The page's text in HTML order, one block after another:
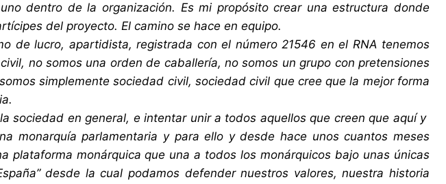
dentro de la organización. Es mi propósito crear una estructura donde
del proyecto. El camino se hace en equipo.
de lucro, apartidista, registrada con el número 21546 en el RNA tenemos
no somos una orden de caballería, no somos un grupo con pretensiones
simplemente sociedad civil, sociedad civil que cree que la mejor forma
sociedad en general, e intentar unir a todos aquellos que creen que aquí y
monarquía parlamentaria y para ello y desde hace unos cuantos meses
plataforma monárquica que una a todos los monárquicos bajo unas únicas
desde la cual podamos defender nuestros valores, nuestra historia